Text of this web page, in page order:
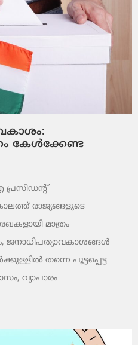
കേൾക്കേണ്ട
രാജ്യങ്ങളുടെ
മാത്രം
ജനാധിപത്യാവകാശങ്ങൾ
തന്നെ പൂട്ടപ്പെട്ട
വ്യാപാരം